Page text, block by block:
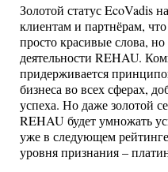
Золотой статус EcoVadis
клиентам и партнёрам,
просто красивые слова,
деятельности REHAU.
придерживается
бизнеса во всех сферах,
успеха. Но даже золотой
REHAU будет умножать
уже в следующем
уровня признания –